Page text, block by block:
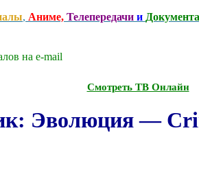
, Аниме, Телепередачи и
на e-mаil
Смотреть ТВ Онлайн
Эволюция —